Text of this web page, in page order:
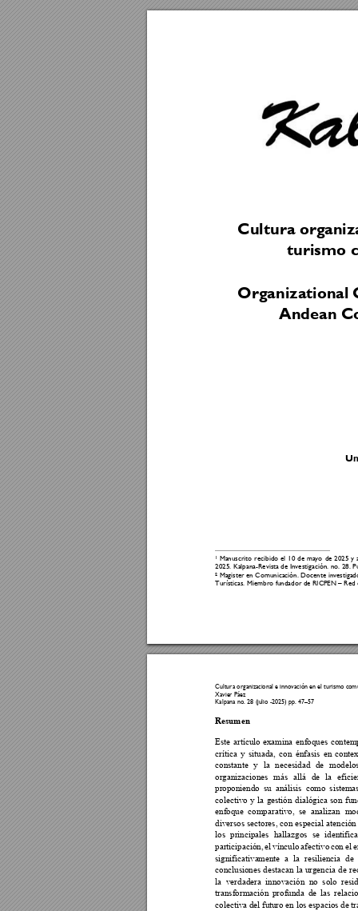
Cultura organ
turismo
Organizational
Andean
Manuscrito recibido el 10 de mayo de 2025 y
2025. Kalpana-Revista de Investigación. no. 28.
2 Magister en Comunicación. Docente
Turísticas. Miembro fundador de RICPEN – Red
Cultura organizacional e innovación en el turismo co
Xavier Páez
Kalpana no. 28 (julio -2025) pp. 47–57
Resumen
Este artículo examina enfoques
crítica y situada, con énfasis en
constante y la necesidad de
organizaciones más allá de la
proponiendo su análisis como
colectivo y la gestión dialógica son
enfoque comparativo, se analizan
diversos sectores, con especial atención
los principales hallazgos se iden
participación, el vínculo afectivo con el
significativamente a la resiliencia de
conclusiones destacan la urgencia de r
la verdadera innovación no solo
transformación profunda de las
colectiva del futuro en los espacios de